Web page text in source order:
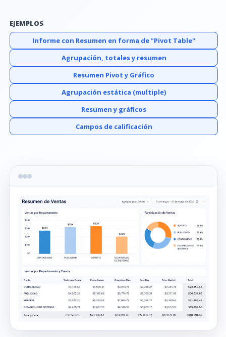
EJEMPLOS
Informe con Resumen en forma de "Pivot Table"
Agrupación, totales y resumen
Resumen Pivot y Gráfico
Agrupación estática (multiple)
Resumen y gráficos
Campos de calificación